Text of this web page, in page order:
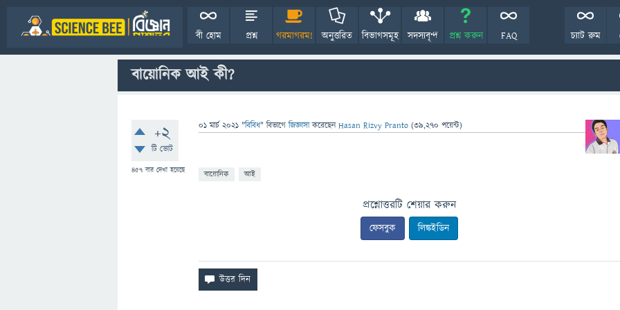
বী হোম প্রশ্ন গরমাগরম! অনুত্তরিত বিভাগসমূহ সদস্যবৃন্দ প্রশ্ন করুন FAQ চ্যাট রুম
বায়োনিক আই কী?
+2
টি ভোট
457 বার দেখা হয়েছে
01 মার্চ 2021 "বিবিধ" বিভাগে জিজ্ঞাসাকরেছেনHasan Rizvy Pranto (39,270 পয়েন্ট)
বায়োনিক আই
প্রশ্নোত্তরটি শেয়ার করুন
ফেসবুক লিঙ্কইডিন